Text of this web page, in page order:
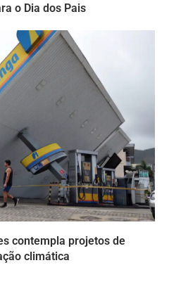
o Dia dos Pais
contempla projetos de
climática